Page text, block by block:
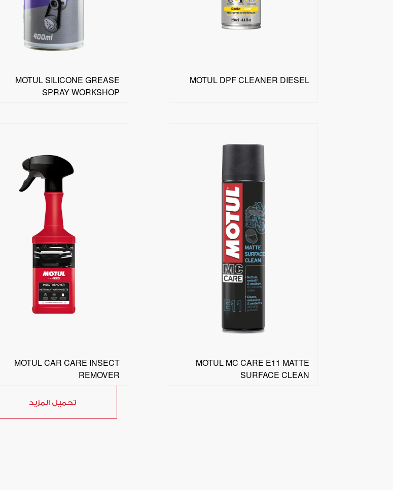
البحث عن موزع
MOTUL DPF CLEANER DIESEL
البحث عن موزع
MOTUL SILICONE GREASE
SPRAY WORKSHOP
MOTUL MC CARE E11 MATTE
SURFACE CLEAN
MOTUL CAR CARE INSECT
REMOVER
تحميل المزيد